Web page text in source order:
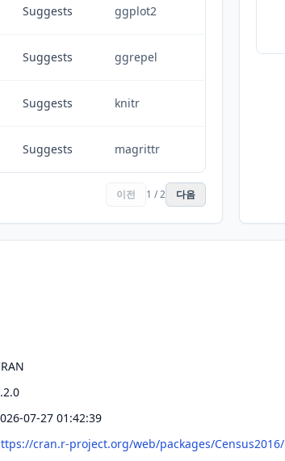
Suggests ggplot2
Suggests ggrepel
Suggests knitr
Suggests magrittr
이전 1 / 2 다음
07-27 01:42:39
cran.r-project.org/web/packages/